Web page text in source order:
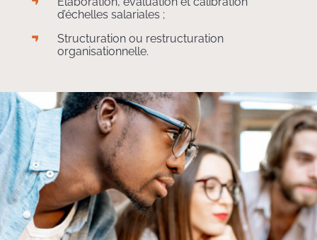
d’échelles salariales ;
Structuration ou restructuration
organisationnelle.